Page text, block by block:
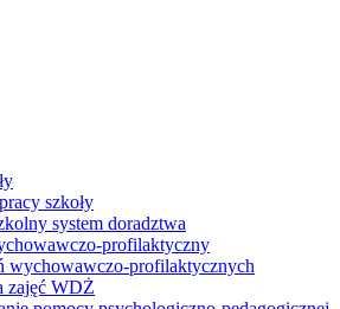
szkoły
system doradztwa
profilaktyczny
wychowawczo-profilaktycznych
zajęć WDŻ